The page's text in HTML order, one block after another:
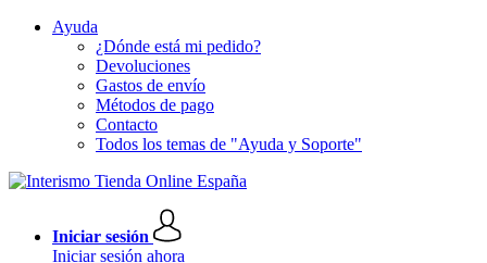
Ayuda
¿Dónde está mi pedido?
Devoluciones
Gastos de envío
Métodos de pago
Contacto
Todos los temas de "Ayuda y Soporte"
Iniciar sesión
Iniciar sesión ahora